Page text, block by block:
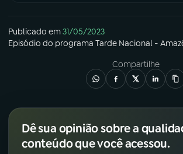
Publicado em31/05/2023
Episódio do programa Tarde Nacional -
Compartilhe
Dê sua opinião sobre a
conteúdo que você acessou.